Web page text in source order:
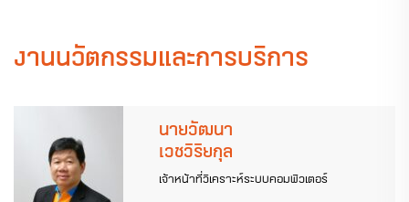
งานนวัตกรรมและการบริการ
นายวัฒนา
เวชวิริยกุล
เจ้าหน้าที่วิเคราะห์ระบบคอมพิวเตอร์